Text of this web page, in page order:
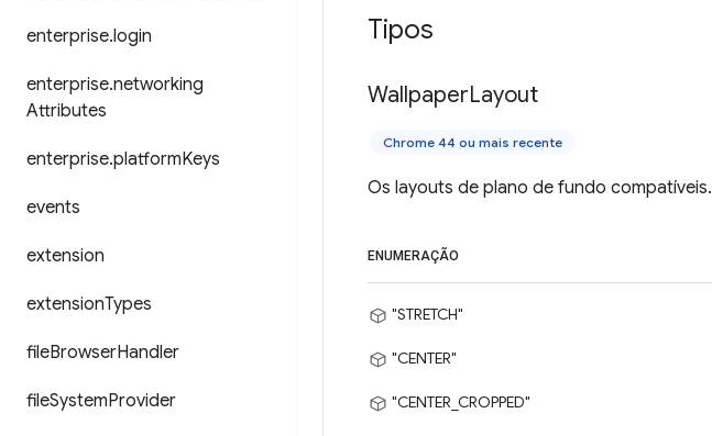
enterprise.login
enterprise.networking
Attributes
enterprise.platformKeys
events
extension
extensionTypes
fileBrowserHandler
fileSystemProvider
Tipos
WallpaperLayout
Chrome 44 ou mais recente
Os layouts de plano de fundo compatíveis.
ENUMERAÇÃO
"STRETCH"
"CENTER"
"CENTER_CROPPED"